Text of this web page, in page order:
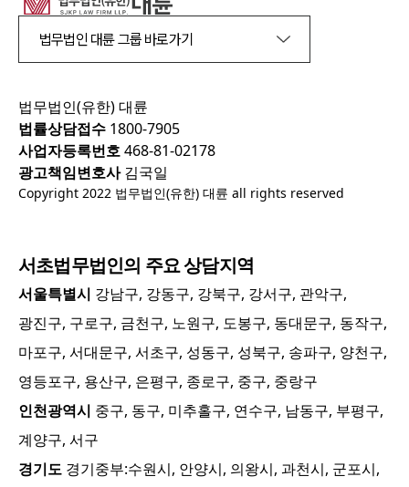
법무법인 대륜 그룹 바로가기
법무법인(유한) 대륜
법률상담접수 1800-7905
사업자등록번호468-81-02178
광고책임변호사김국일
Copyright 2022 법무법인(유한) 대륜 all rights reserved
서초법무법인의 주요 상담지역
서울특별시 강남구, 강동구, 강북구, 강서구, 관악구,
광진구, 구로구, 금천구, 노원구, 도봉구, 동대문구, 동작구,
마포구, 서대문구, 서초구, 성동구, 성북구, 송파구, 양천구,
영등포구, 용산구, 은평구, 종로구, 중구, 중랑구
인천광역시 중구, 동구, 미추홀구, 연수구, 남동구, 부평구,
계양구, 서구
경기도 경기중부:수원시, 안양시, 의왕시, 과천시, 군포시,